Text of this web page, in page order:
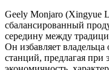
Geely Monjaro (Xingyue
сбалансированный
середину между
Он избавляет
станций, предлагая при